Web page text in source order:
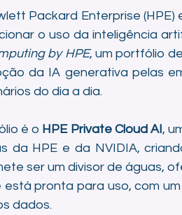
Packard Enterprise (HPE)
o uso da inteligência
by HPE, um portfólio
da IA generativa pelas
do dia a dia.
é o HPE Private Cloud AI,
da HPE e da NVIDIA,
ser um divisor de águas,
pronta para uso, com
dados.